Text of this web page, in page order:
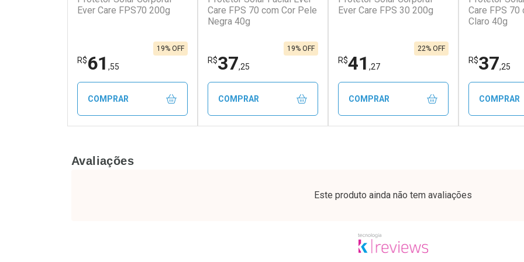
Por R$ 554,24/cada
Por R$ 554,24/cada
Por R$ 25,90/cada
Por R$ 25,90/cada
Por R$ 409,53/cada
Por R$ 409,53/cada
Por R$
Por R$
Ever Care FPS70 200g
R$61 ,55
19% OFF
COMPRAR
Laboratório
Por Menos
Care FPS 70 com Cor Pele
Negra 40g
R$37,25
19% OFF
COMPRAR
Ever Care FPS 30 200g
R$41 ,27
22% OFF
COMPRAR
Care FPS 70
Claro 40g
R$37,25
COMPRAR
Avaliações
Este produto ainda não tem avaliações